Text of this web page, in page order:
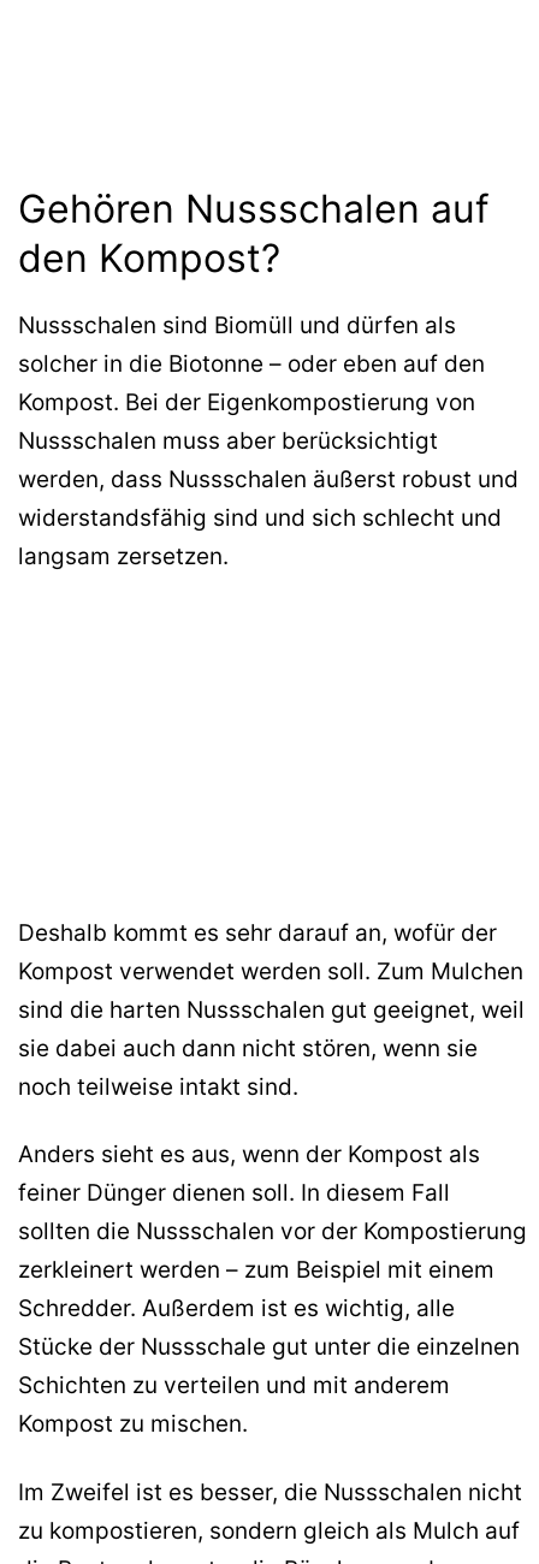
Gehören Nussschalen auf
den Kompost?
Nussschalen sind Biomüll und dürfen als
solcher in die Biotonne – oder eben auf den
Kompost. Bei der Eigenkompostierung von
Nussschalen muss aber berücksichtigt
werden, dass Nussschalen äußerst robust und
widerstandsfähig sind und sich schlecht und
langsam zersetzen.
Deshalb kommt es sehr darauf an, wofür der
Kompost verwendet werden soll. Zum Mulchen
sind die harten Nussschalen gut geeignet, weil
sie dabei auch dann nicht stören, wenn sie
noch teilweise intakt sind.
Anders sieht es aus, wenn der Kompost als
feiner Dünger dienen soll. In diesem Fall
sollten die Nussschalen vor der Kompostierung
zerkleinert werden – zum Beispiel mit einem
Schredder. Außerdem ist es wichtig, alle
Stücke der Nussschale gut unter die einzelnen
Schichten zu verteilen und mit anderem
Kompost zu mischen.
Im Zweifel ist es besser, die Nussschalen nicht
zu kompostieren, sondern gleich als Mulch auf